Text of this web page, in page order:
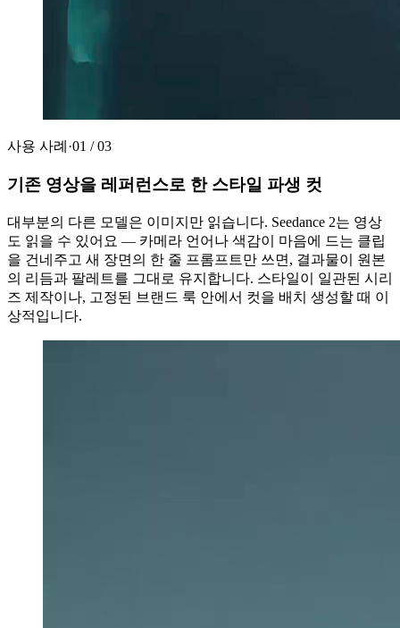
사용 사례 ·01 /03
기존 영상을 레퍼런스로 한 스타일 파생 컷
대부분의 다른 모델은 이미지만 읽습니다. Seedance 2는 영상
도 읽을 수 있어요 — 카메라 언어나 색감이 마음에 드는 클립
을 건네주고 새 장면의 한 줄 프롬프트만 쓰면, 결과물이 원본
의 리듬과 팔레트를 그대로 유지합니다. 스타일이 일관된 시리
즈 제작이나, 고정된 브랜드 룩 안에서 컷을 배치 생성할 때 이
상적입니다.